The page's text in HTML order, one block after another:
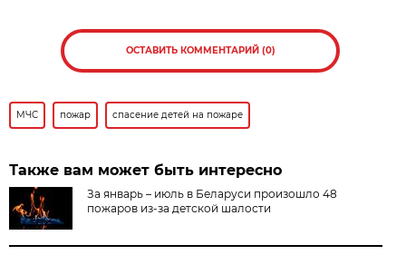
ОСТАВИТЬ КОММЕНТАРИЙ (0)
МЧС пожар спасение детей на пожаре
Также вам может быть интересно
За январь – июль в Беларуси произошло 48
пожаров из-за детской шалости